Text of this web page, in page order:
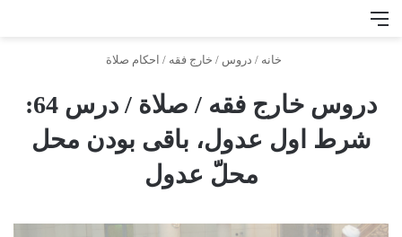
خانه / دروس / خارج فقه / احكام صلاة
دروس خارج فقه / صلاة / درس 64:
شرط اول عدول، باقی بودن محل
محلّ عدول